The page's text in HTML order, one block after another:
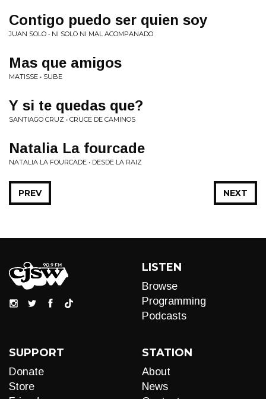
Contigo puedo ser quien soy
JUAN SOLO • NI SOLO NI MAL ACOMPANADO
Mas que amigos
MATISSE • SUBE
Y si te quedas que?
SANTIAGO CRUZ • CRUCE DE CAMINOS
Natalia La fourcade
NATALIA LA FOURCADE • DESDE LA RAIZ
NEXT
PREV
LISTEN
Browse
Programming
Podcasts
SUPPORT
Donate
Store
STATION
About
News